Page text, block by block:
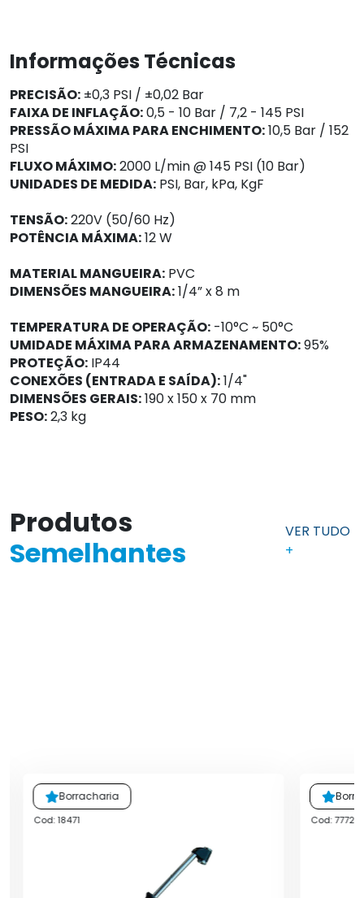
Informações Técnicas
PRECISÃO: ±0,3 PSI / ±0,02 Bar
FAIXA DE INFLAÇÃO:0,5 - 10 Bar / 7,2 - 145 PSI
PRESSÃO MÁXIMA PARA ENCHIMENTO:10,5 Bar / 152
PSI
FLUXO MÁXIMO:2000 L/min @ 145 PSI (10 Bar)
UNIDADES DE MEDIDA: PSI, Bar, kPa, KgF
TENSÃO:220V (50/60 Hz)
POTÊNCIA MÁXIMA:12 W
MATERIAL MANGUEIRA: PVC
DIMENSÕES MANGUEIRA:1/4” x 8 m
TEMPERATURA DE OPERAÇÃO: -10°C ~ 50°C
UMIDADE MÁXIMA PARA ARMAZENAMENTO:95%
PROTEÇÃO: IP44
CONEXÕES (ENTRADA E SAÍDA):1/4"
DIMENSÕES GERAIS:190 x 150 x 70 mm
PESO:2,3 kg
Produtos
Semelhantes
VER TUDO
+
Borracharia
Cod: 18471 Cod: 7772